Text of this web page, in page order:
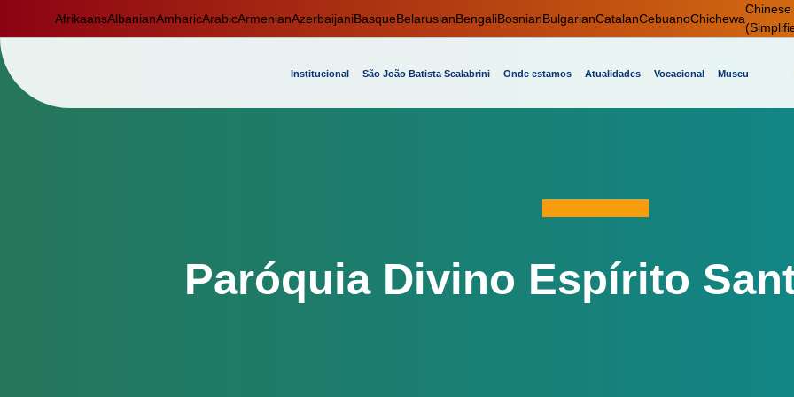
AfrikaansAlbanianAmharicArabicArmenianAzerbaijaniBasqueBelarusianBengaliBosnianBulgarianCatalanCebuanoChichewa
Chinese
Institucional São João Batista Scalabrini Onde estamos Atualidades Vocacional Museu
Paróquia Divino Espírito